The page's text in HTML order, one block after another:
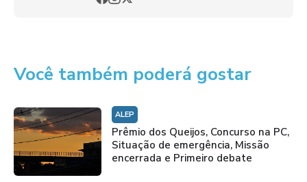
Você também poderá gostar
ALEP
Prêmio dos Queijos, Concurso na PC,
Situação de emergência, Missão
encerrada e Primeiro debate